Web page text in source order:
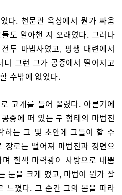
다. 천문관 옥상에서 뭔가 싸움
도 알아챈 지 오래였다. 그러나
투 마법사였고, 평생 대련에서
그런 그가 공중에서 떨어지고
수밖에 없었다.
고개를 들어 올렸다. 아른기에
중에 떠 있는 구 형태의 마법진
하는 그 몇 초안에 그들이 할 수
장로는 떨어져 마법진과 정면으
흰색 마력광이 사방으로 내뿜
눈을 크게 떴고, 마법이 뭔가 잘
느꼈다. 그 순간 그의 몸을 따라